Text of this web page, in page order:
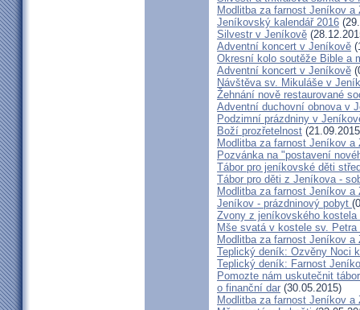
Modlitba za farnost Jeníkov a
Jeníkovský kalendář 2016
Silvestr v Jeníkově
Adventní koncert v Jeníkově
Okresní kolo soutěže Bible a
Adventní koncert v Jeníkově
Návštěva sv. Mikuláše v
Žehnání nově restaurované
Adventní duchovní obnova v
Podzimní prázdniny v
Boží prozřetelnost
Modlitba za farnost Jeníkov a
Pozvánka na "postavení
Tábor pro jeníkovské děti
Tábor pro děti z Jeníkova -
Modlitba za farnost Jeníkov a
Jeníkov - prázdninový pobyt
Zvony z jeníkovského
Mše svatá v kostele sv.
Modlitba za farnost Jeníkov a
Teplický deník: Ozvěny Noci
Teplický deník: Farnost
Pomozte nám uskutečnit
o finanční dar (30.05.2015)
Modlitba za farnost Jeníkov a